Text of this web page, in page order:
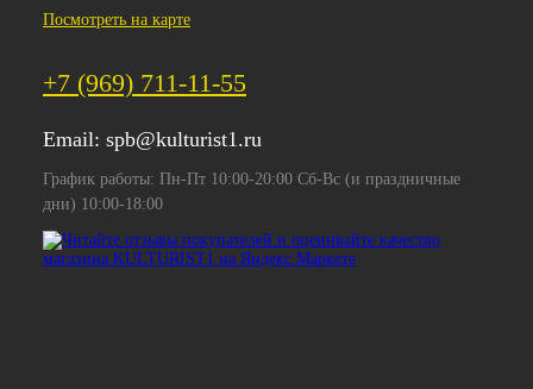
Посмотреть на карте
+7 (969) 711-11-55
Email: spb@kulturist1.ru
График работы: Пн-Пт 10:00-20:00 Сб-Вс (и праздничные
дни) 10:00-18:00